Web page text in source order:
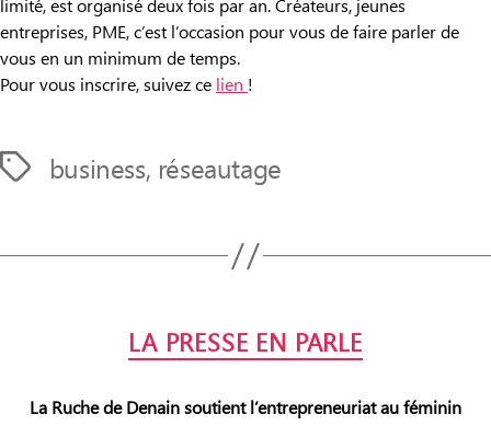
entreprises, PME, c’est l’occasion pour vous de faire parler de
vous en un minimum de temps.
Pour vous inscrire, suivez ce lien !
Étiquettes
business, réseautage
LA PRESSE EN PARLE
La Ruche de Denain soutient l’entrepreneuriat au féminin